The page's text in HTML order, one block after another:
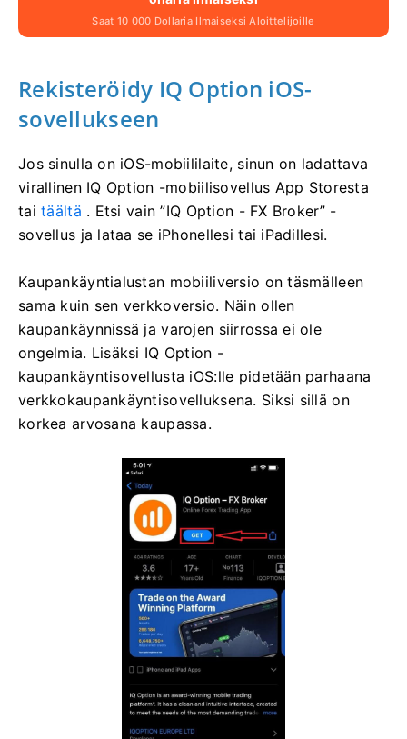
Saat 10 000 Dollaria Ilmaiseksi Aloittelijoille
Rekisteröidy IQ Option iOS-
sovellukseen
Jos sinulla on iOS-mobiililaite, sinun on ladattava
virallinen IQ Option -mobiilisovellus App Storesta
taitäältä . Etsi vain ”IQ Option - FX Broker” -
sovellus ja lataa se iPhonellesi tai iPadillesi.
Kaupankäyntialustan mobiiliversio on täsmälleen
sama kuin sen verkkoversio. Näin ollen
kaupankäynnissä ja varojen siirrossa ei ole
ongelmia. Lisäksi IQ Option -
kaupankäyntisovellusta iOS:lle pidetään parhaana
verkkokaupankäyntisovelluksena. Siksi sillä on
korkea arvosana kaupassa.